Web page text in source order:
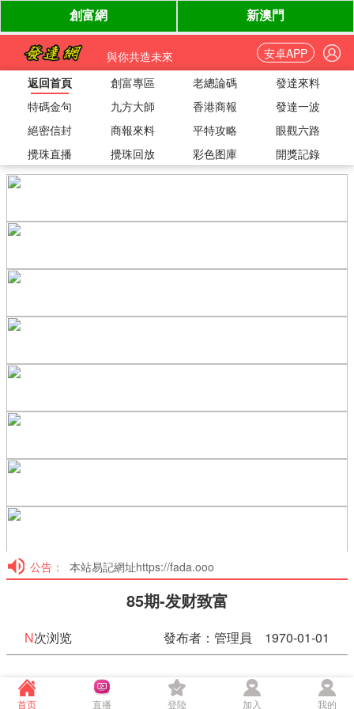
與你共造未來
安卓APP
返回首頁
創富專區 老總論碼
發達來料
特碼金句
九方大師 香港商報
發達一波
絕密信封
商報來料 平特攻略
眼觀六路
攪珠直播
攪珠回放 彩色图庫 開獎記錄
公告： 本站易記網址https://fada.ooo
85期-发财致富
N次浏览 發布者：管理員 1970-01-01
85期-发财致富
首页 直播 登陸 加入 我的